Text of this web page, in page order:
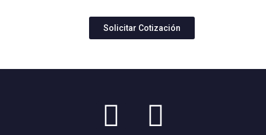
Solicitar Cotización